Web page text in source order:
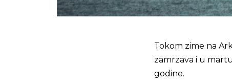
Tokom zime na
zamrzava i u
godine.